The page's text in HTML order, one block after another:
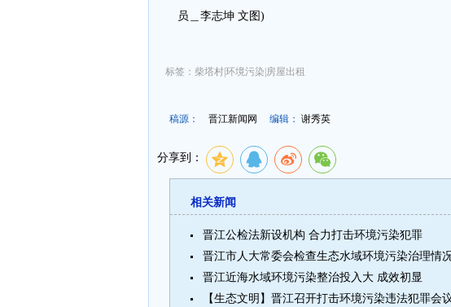
员＿李志坤 文图)
标签：柴塔村|环境污染|房屋出租
稿源： 晋江新闻网 编辑： 谢秀英
分享到：
相关新闻
晋江公检法新设机构 合力打击环境污染犯罪
晋江市人大常委会检查生态水域环境污染治理情
晋江近海水域环境污染整治投入大 成效初显
【生态文明】晋江召开打击环境污染违法犯罪会